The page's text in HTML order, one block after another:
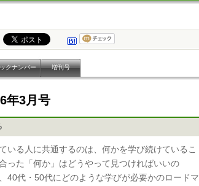
クナンバー 増刊号
年3月号
いる人に共通するのは、何かを学び続けているこ
った「何か」はどうやって見つければいいの
代・50代にどのような学びが必要かのロードマ